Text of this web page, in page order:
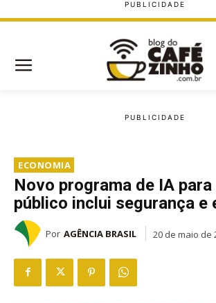
ECONOMIA
Novo programa de IA
público inclui segurança e
Por AGÊNCIA BRASIL 20 de maio de